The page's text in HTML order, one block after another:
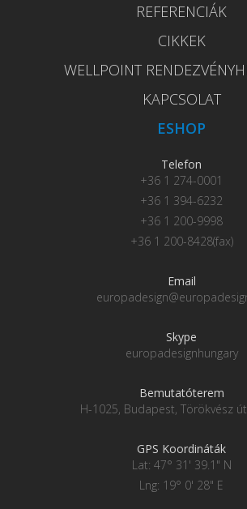
REFERENCIÁK
CIKKEK
WELLPOINT
KAPCSOLAT
ESHOP
Telefon
+36 1 274-0001
+36 1 394-6232
+36 1 200-9998
+36 1 200-8428(fax)
Email
Skype
europadesignhungary
Bemutatóterem
H-1025, Budapest, Törökvész
GPS Koordináták
Lat: 47° 31' 39.1" N
Lng: 19° 0' 28" E